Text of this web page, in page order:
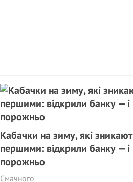
Кабачки на зиму, які
першими: відкрили банку —
порожньо
Смачного